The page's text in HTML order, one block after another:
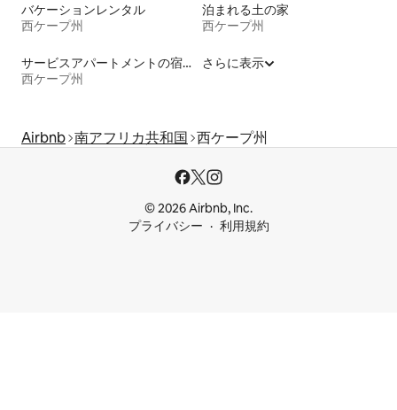
バケーションレンタル
西ケープ州
泊まれる土の家
西ケープ州
サービスアパートメントの宿泊施設
西ケープ州
さらに表示
Airbnb 南アフリカ共和国 西ケープ州
© 2026 Airbnb, Inc.
プライバシー
利用規約